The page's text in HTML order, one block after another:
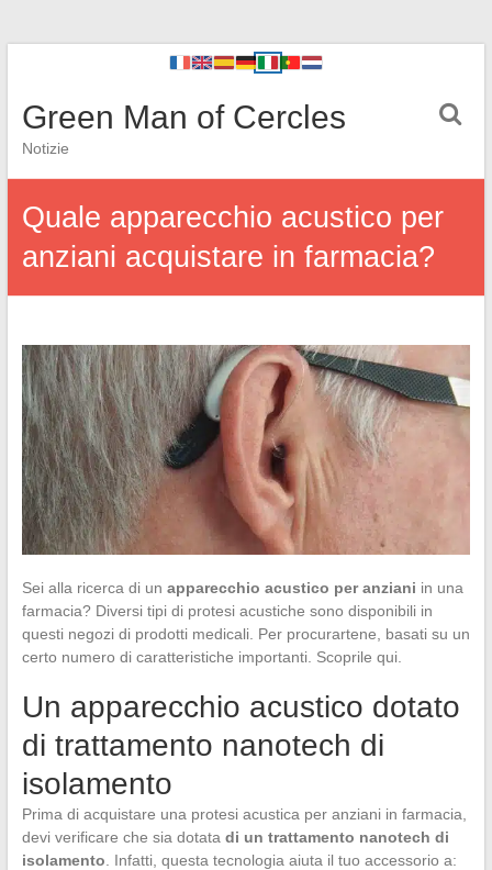
Green Man of Cercles
Notizie
Quale apparecchio acustico per
anziani acquistare in farmacia?
Sei alla ricerca di un apparecchio acustico per anziani in una
farmacia? Diversi tipi di protesi acustiche sono disponibili in
questi negozi di prodotti medicali. Per procurartene, basati su un
certo numero di caratteristiche importanti. Scoprile qui.
Un apparecchio acustico dotato
di trattamento nanotech di
isolamento
Prima di acquistare una protesi acustica per anziani in farmacia,
devi verificare che sia dotata di un trattamento nanotech di
isolamento . Infatti, questa tecnologia aiuta il tuo accessorio a: